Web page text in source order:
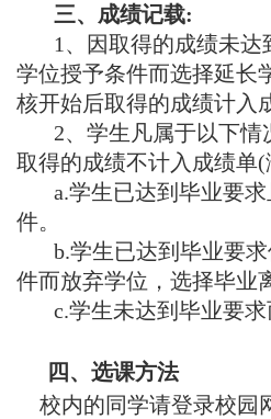
三、成绩记载:
1、因取得的成绩未
学位授予条件而选择延长
核开始后取得的成绩计入
2、学生凡属于以下
取得的成绩不计入成绩单
a.学生已达到毕业要
件。
b.学生已达到毕业要
件而放弃学位，选择毕业
c.学生未达到毕业要求
四、选课方法
校内的同学请登录校园